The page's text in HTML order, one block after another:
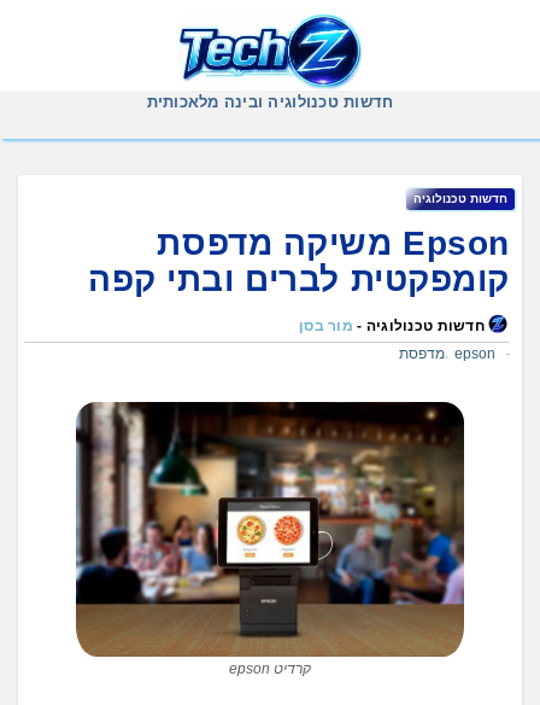
חדשות טכנולוגיה ובינה מלאכותית
חדשות טכנולוגיה
Epson משיקה מדפסת
קומפקטית לברים ובתי קפה
חדשות טכנולוגיה - מור בסן
epson מדפסת
קרדיט epson